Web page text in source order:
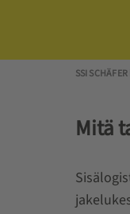
SSI
Mitä